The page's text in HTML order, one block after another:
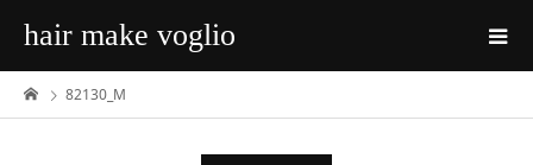
hair make voglio
82130_M